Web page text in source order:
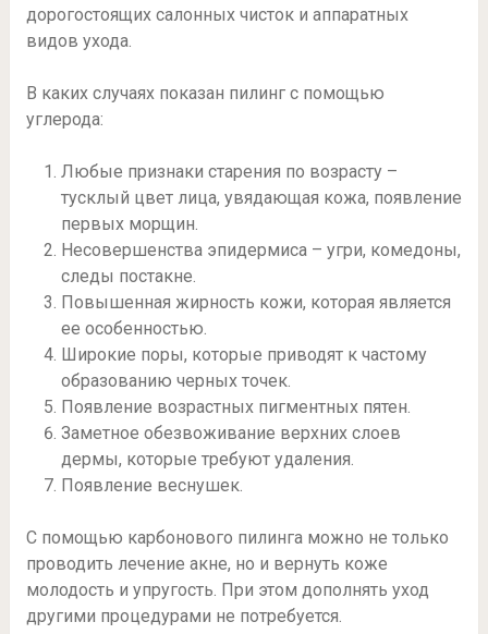
дорогостоящих салонных чисток и аппаратных
видов ухода.
В каких случаях показан пилинг с помощью
углерода:
Любые признаки старения по возрасту –
тусклый цвет лица, увядающая кожа, появление
первых морщин.
Несовершенства эпидермиса – угри, комедоны,
следы постакне.
Повышенная жирность кожи, которая является
ее особенностью.
Широкие поры, которые приводят к частому
образованию черных точек.
Появление возрастных пигментных пятен.
Заметное обезвоживание верхних слоев
дермы, которые требуют удаления.
Появление веснушек.
С помощью карбонового пилинга можно не только
проводить лечение акне, но и вернуть коже
молодость и упругость. При этом дополнять уход
другими процедурами не потребуется.